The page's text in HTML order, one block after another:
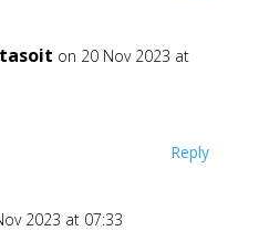
on 20 Nov 2023 at
Reply
2023 at 07:33